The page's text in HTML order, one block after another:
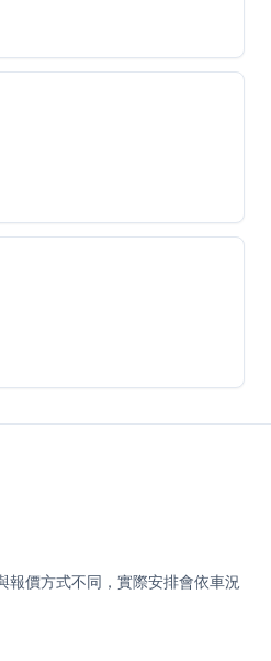
其他店家
報價方式不同，實際安排會依車況